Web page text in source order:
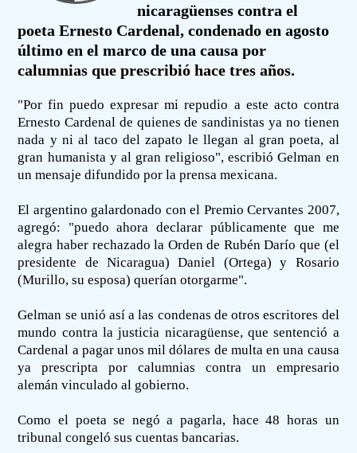
nicaragüenses contra el
poeta Ernesto Cardenal, condenado en agosto
último en el marco de una causa por
calumnias que prescribió hace tres años.
"Por fin puedo expresar mi repudio a este acto contra
Ernesto Cardenal de quienes de sandinistas ya no tienen
nada y ni al taco del zapato le llegan al gran poeta, al
gran humanista y al gran religioso", escribió Gelman en
un mensaje difundido por la prensa mexicana.
El argentino galardonado con el Premio Cervantes 2007,
agregó: "puedo ahora declarar públicamente que me
alegra haber rechazado la Orden de Rubén Darío que (el
presidente de Nicaragua) Daniel (Ortega) y Rosario
(Murillo, su esposa) querían otorgarme".
Gelman se unió así a las condenas de otros escritores del
mundo contra la justicia nicaragüense, que sentenció a
Cardenal a pagar unos mil dólares de multa en una causa
ya prescripta por calumnias contra un empresario
alemán vinculado al gobierno.
Como el poeta se negó a pagarla, hace 48 horas un
tribunal congeló sus cuentas bancarias.